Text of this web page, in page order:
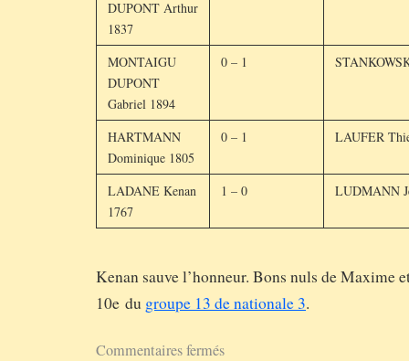
DUPONT Arthur
1837
MONTAIGU
DUPONT
Gabriel 1894
0 – 1
HARTMANN
Dominique 1805
0 – 1 LAUFER
LADANE Kenan
1767
1 – 0 LUDMANN
Kenan sauve l’honneur. Bons nuls de Maxime
10e du groupe 13 de nationale 3.
Commentaires fermés